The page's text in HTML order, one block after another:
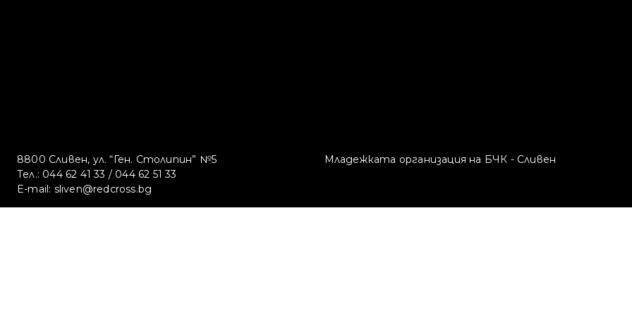
8800 Сливен, ул. “Ген. Столипин” №5
Тел.: 044 62 41 33 / 044 62 51 33
E-mail: sliven@redcross.bg
Младежката организация на БЧК - Сливен